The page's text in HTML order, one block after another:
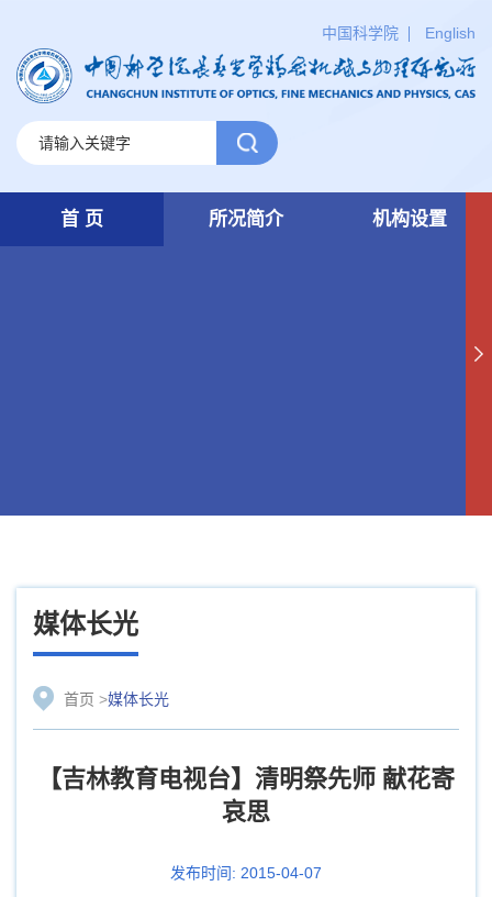
中国科学院 English
首 页 所况简介 机构设置
媒体长光
首页 >媒体长光
【吉林教育电视台】清明祭先师 献花寄
哀思
发布时间: 2015-04-07